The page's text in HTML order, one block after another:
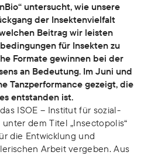
untersucht, wie unsere
der Insektenvielfalt
Beitrag wir leisten
für Insekten zu
Formate gewinnen bei der
an Bedeutung. Im Juni und
Tanzperformance gezeigt, die
entstanden ist.
ISOE – Institut für sozial-
dem Titel „Insectopolis“
die Entwicklung und
Arbeit vergeben. Aus